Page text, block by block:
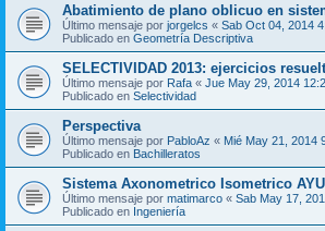
Abatimiento de plano oblicuo en
Último mensaje por jorgelcs « Sab Oct 04, 2014
Publicado en Geometría Descriptiva
SELECTIVIDAD 2013: ejercicios
Último mensaje por Rafa « Jue May 29, 2014
Publicado en Selectividad
Perspectiva
Último mensaje por PabloAz « Mié May 21, 2014
Publicado en Bachilleratos
Sistema Axonometrico Isometrico
Último mensaje por matimarco « Sab May 17,
Publicado en Ingeniería